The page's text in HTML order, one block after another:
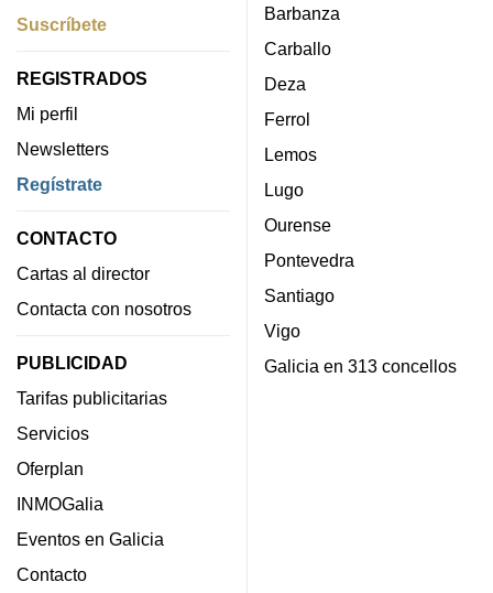
Suscríbete
REGISTRADOS
Mi perfil
Newsletters
Regístrate
CONTACTO
Cartas al director
Contacta con nosotros
PUBLICIDAD
Tarifas publicitarias
Servicios
Oferplan
INMOGalia
Eventos en Galicia
Contacto
Barbanza
Carballo
Deza
Ferrol
Lemos
Lugo
Ourense
Pontevedra
Santiago
Vigo
Galicia en 313 concellos